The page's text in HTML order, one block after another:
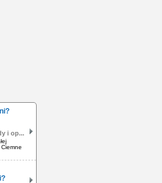
i op...